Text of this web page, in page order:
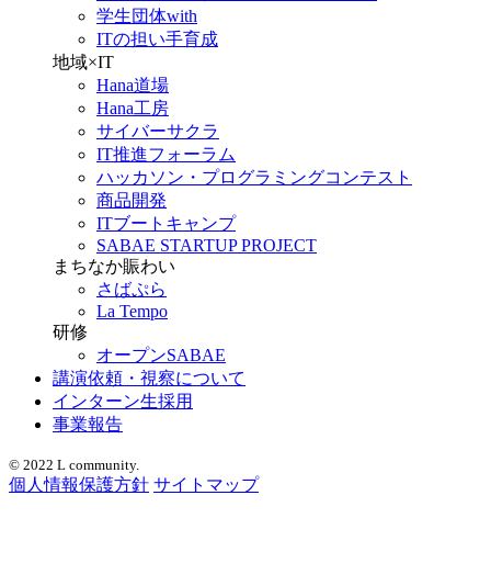
学生団体with
ITの担い手育成
地域×IT
Hana道場
Hana工房
サイバーサクラ
IT推進フォーラム
ハッカソン・プログラミングコンテスト
商品開発
ITブートキャンプ
SABAE STARTUP PROJECT
まちなか賑わい
さばぷら
La Tempo
研修
オープンSABAE
講演依頼・視察について
インターン生採用
事業報告
© 2022 L community.
個人情報保護方針 サイトマップ